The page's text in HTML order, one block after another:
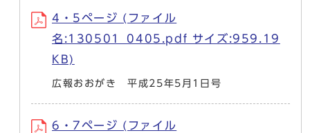
4・5ページ (ファイル
名:130501_0405.pdf サイズ:959.19
KB)
広報おおがき 平成25年5月1日号
6・7ページ (ファイル